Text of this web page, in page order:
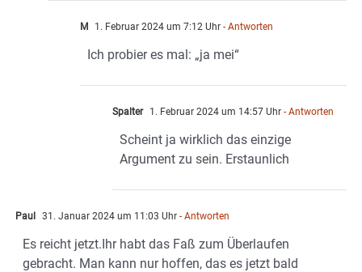
M 1. Februar 2024 um 7:12 Uhr - Antworten
Ich probier es mal: „ja mei“
Spalter 1. Februar 2024 um 14:57 Uhr - Antworten
Scheint ja wirklich das einzige
Argument zu sein. Erstaunlich
Paul 31. Januar 2024 um 11:03 Uhr - Antworten
Es reicht jetzt.Ihr habt das Faß zum Überlaufen
gebracht. Man kann nur hoffen, das es jetzt bald